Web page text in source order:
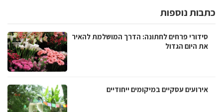
כתבות נוספות
סידורי פרחים לחתונה: הדרך המושלמת להאיר
את היום הגדול
אירועים עסקיים במיקומים ייחודיים